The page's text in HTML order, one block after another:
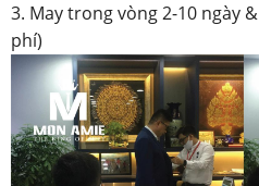
3. May trong vòng 2-10 ngày
phí)